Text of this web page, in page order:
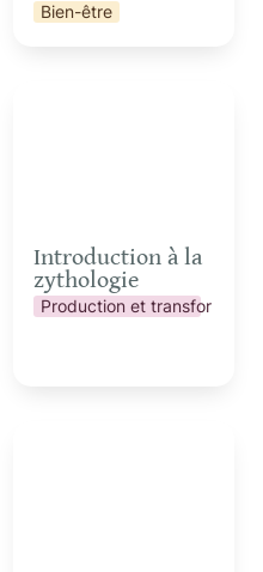
Bien-être
Introduction à la
zythologie
Production et